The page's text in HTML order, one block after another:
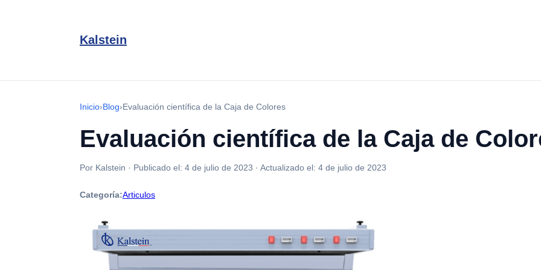
Kalstein
Inicio›Blog›Evaluación científica de la Caja de Colores
Evaluación científica de la Caja de
Por Kalstein · Publicado el: 4 de julio de 2023 · Actualizado el: 4 de julio de 2023
Categoría:Articulos